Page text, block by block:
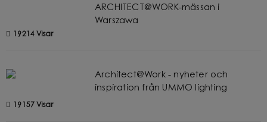
ARCHITECT@WORK-mässan i
Warszawa
19214 Visar
Architect@Work - nyheter och
inspiration från UMMO lighting
19157 Visar